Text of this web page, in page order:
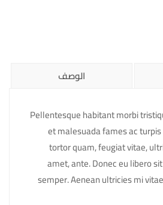
الوصف
Pellentesque habitant morbi
et malesuada fames ac
tortor quam, feugiat vitae,
amet, ante. Donec eu libero
semper. Aenean ultricies mi